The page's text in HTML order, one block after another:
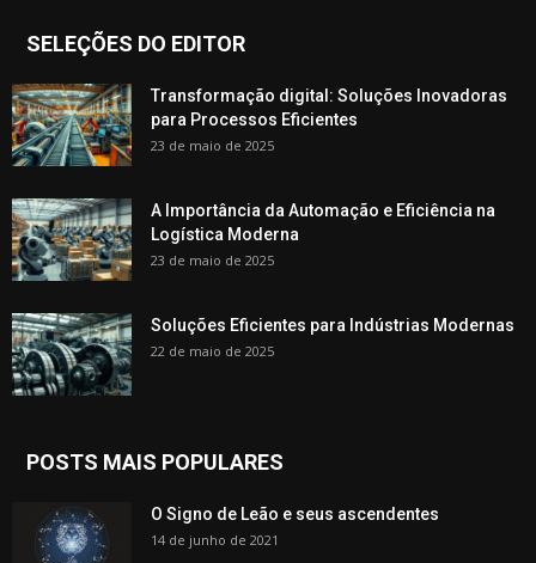
SELEÇÕES DO EDITOR
Transformação digital: Soluções Inovadoras
para Processos Eficientes
23 de maio de 2025
A Importância da Automação e Eficiência na
Logística Moderna
23 de maio de 2025
Soluções Eficientes para Indústrias Modernas
22 de maio de 2025
POSTS MAIS POPULARES
O Signo de Leão e seus ascendentes
14 de junho de 2021